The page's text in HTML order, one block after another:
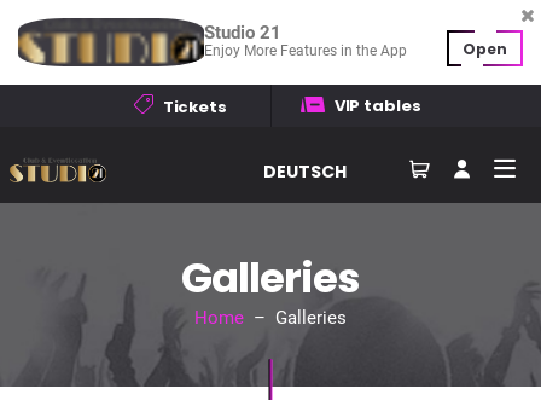
Tickets VIP tables
DEUTSCH
Galleries
Home– Galleries
Studio 21
Enjoy More Features in the App Open